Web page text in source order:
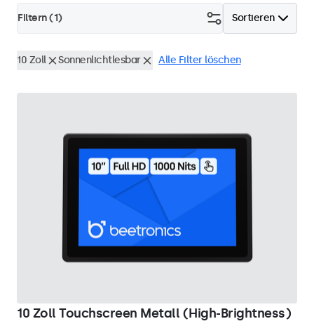
Sortieren
Filtern (1)
10 Zoll Sonnenlichtlesbar Alle Filter löschen
10 Zoll Touchscreen Metall (High-Brightness)